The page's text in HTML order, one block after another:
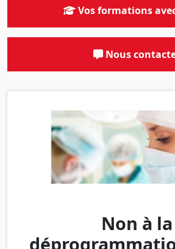
Non à la
Vos formations avec
Nous